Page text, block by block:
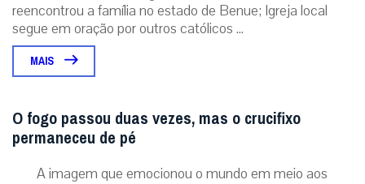
reencontrou a família no estado de Benue; Igreja local
segue em oração por outros católicos ...
MAIS
O fogo passou duas vezes, mas o crucifixo
permaneceu de pé
A imagem que emocionou o mundo em meio aos